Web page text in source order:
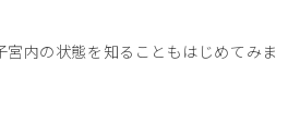
内の状態を知ることもはじめてみま